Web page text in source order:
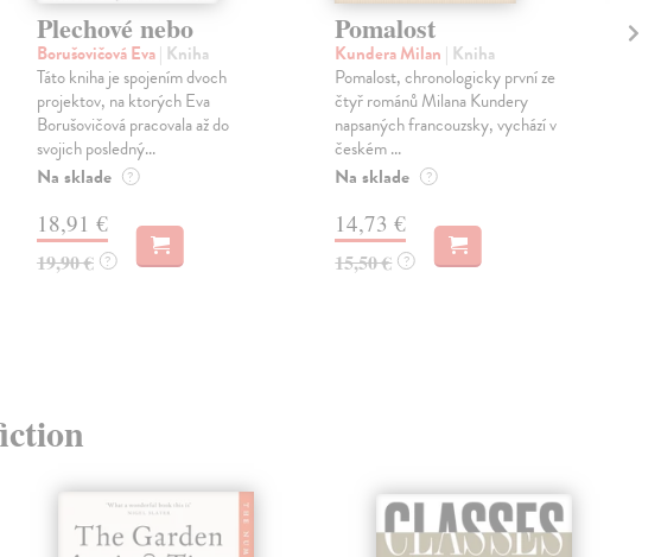
Plechové nebo
Borušovičová Eva| Kniha
Táto kniha je spojením dvoch
projektov, na ktorých Eva
Borušovičová pracovala až do
svojich posledný...
Na sklade ?
18,91 €
19,90 € ?
Pomalost
Kundera Milan | Kniha
Pomalost, chronologicky první ze
čtyř románů Milana Kundery
napsaných francouzsky, vychází v
českém ...
Na sklade ?
14,73 €
15,50 € ?